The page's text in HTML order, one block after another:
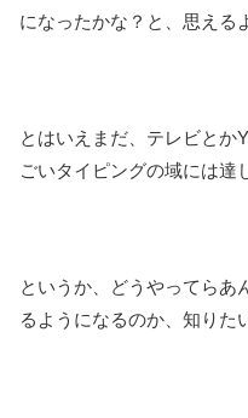
になったかな？と、思える
とはいえまだ、テレビとか
ごいタイピングの域には達
というか、どうやってらあ
るようになるのか、知りた